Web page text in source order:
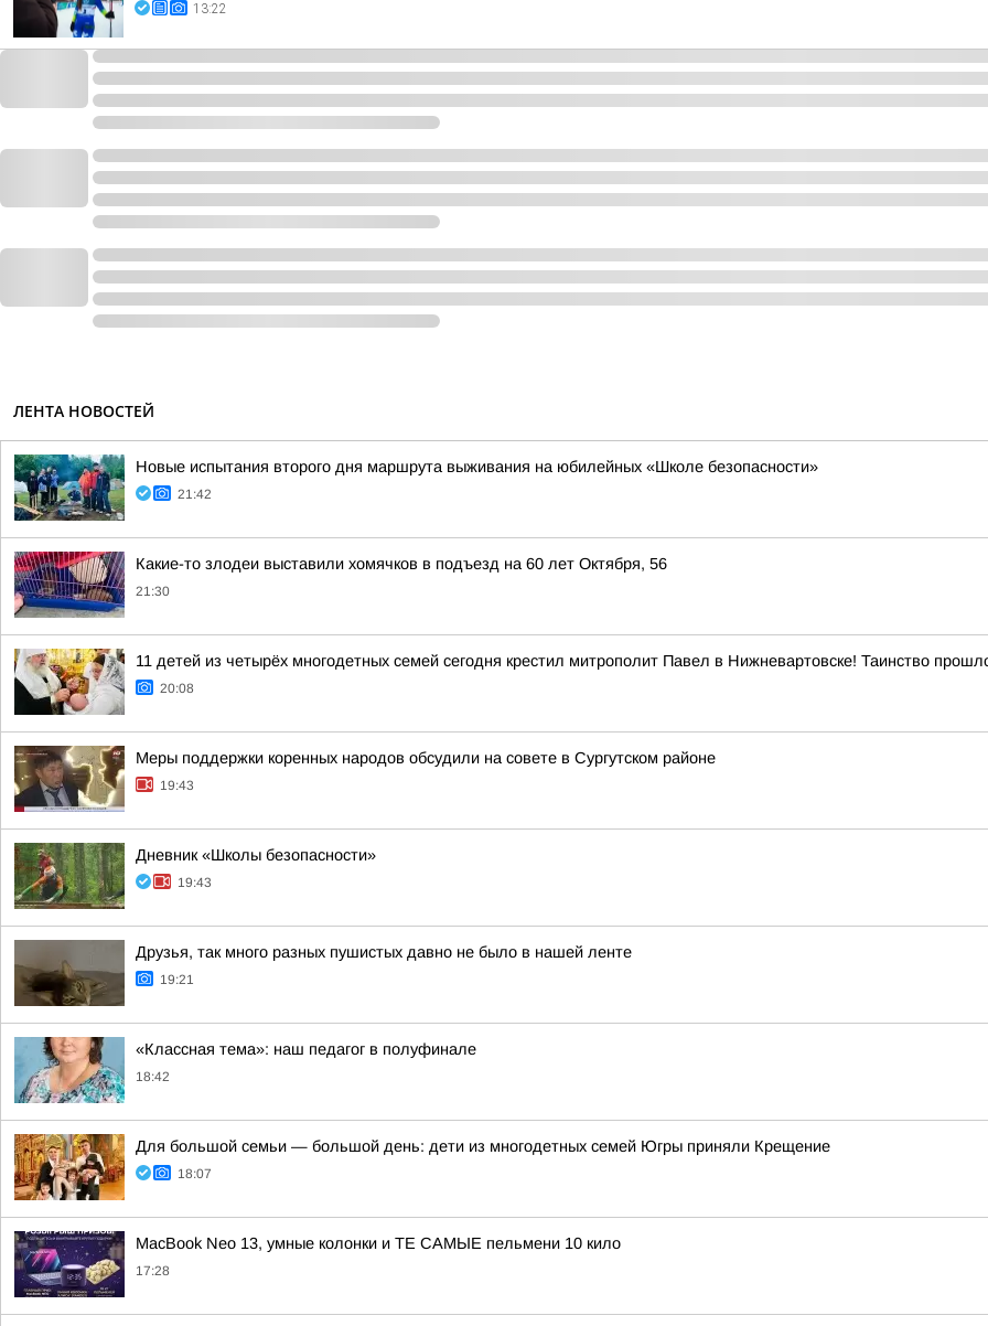
13:22
ЛЕНТА НОВОСТЕЙ
Новые испытания второго дня маршрута выживания на юбилейных «Школе безопасности»
21:42
Какие-то злодеи выставили хомячков в подъезд на 60 лет Октября, 56
21:30
11 детей из четырёх многодетных семей сегодня крестил митрополит Павел в Нижневартовске! Таинство
20:08
Меры поддержки коренных народов обсудили на совете в Сургутском районе
19:43
Дневник «Школы безопасности»
19:43
Друзья, так много разных пушистых давно не было в нашей ленте
19:21
«Классная тема»: наш педагог в полуфинале
18:42
Для большой семьи — большой день: дети из многодетных семей Югры приняли Крещение
18:07
MacBook Neo 13, умные колонки и ТЕ САМЫЕ пельмени 10 кило
17:28